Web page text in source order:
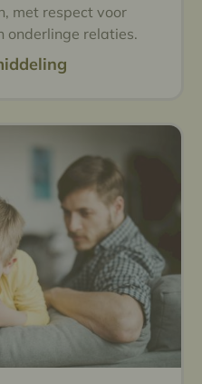
met respect voor
onderlinge relaties.